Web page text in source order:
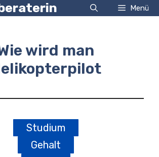
Menü
wird man
Studium
Gehalt